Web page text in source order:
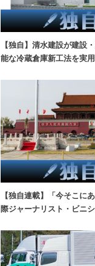
【独自】清水建設が建設
能な冷蔵倉庫新工法を実
【独自連載】「今そこ
際ジャーナリスト・ビニ